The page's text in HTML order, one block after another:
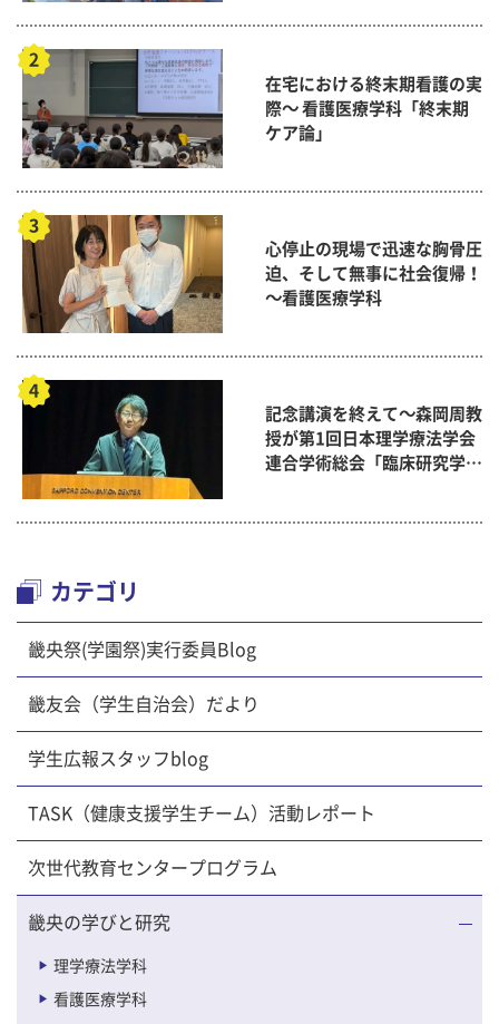
在宅における終末期看護の実
際～ 看護医療学科「終末期
ケア論」
心停止の現場で迅速な胸骨圧
迫、そして無事に社会復帰！
～看護医療学科
記念講演を終えて～森岡周教
授が第1回日本理学療法学会
連合学術総会「臨床研究学術
カテゴリ
畿央祭(学園祭)実行委員Blog
畿友会（学生自治会）だより
学生広報スタッフblog
TASK（健康支援学生チーム）活動レポート
次世代教育センタープログラム
畿央の学びと研究
理学療法学科
看護医療学科